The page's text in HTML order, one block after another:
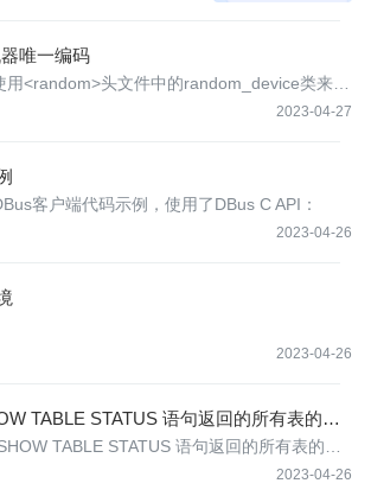
唯一编码
2023-04-27
用<random>头文件中的random_device类来获
。具体实现如下：
2023-04-26
客户端代码示例，使用了DBus C API：
2023-04-26
TABLE STATUS 语句返回的所有表的状
2023-04-26
TABLE STATUS 语句返回的所有表的状